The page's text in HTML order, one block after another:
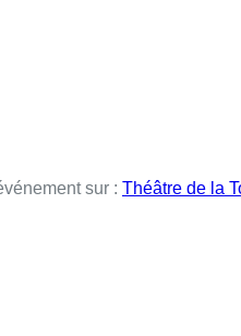
sur : Théâtre de la